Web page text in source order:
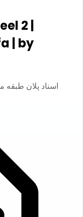
2 |
| by
اسناد پلان طبقه